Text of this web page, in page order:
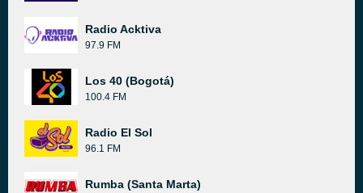
Radio Acktiva
97.9 FM
Los 40 (Bogotá)
100.4 FM
Radio El Sol
96.1 FM
Rumba (Santa Marta)